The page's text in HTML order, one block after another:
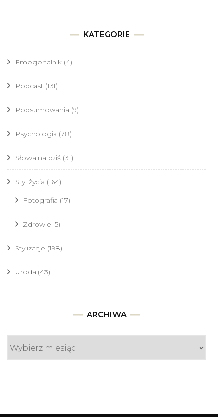
KATEGORIE
Emocjonalnik (4)
Podcast (131)
Podsumowania (9)
Psychologia (78)
Słowa na dziś (31)
Styl życia (164)
Fotografia (17)
Zdrowie (5)
Stylizacje (198)
Uroda (43)
ARCHIWA
Archiwa